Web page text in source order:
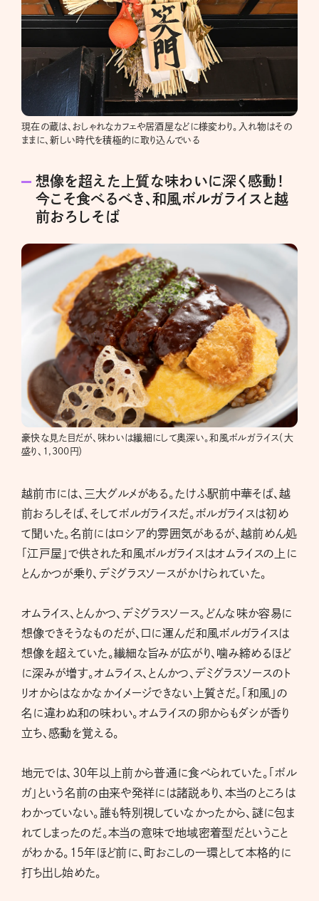
現在の蔵は、おしゃれなカフェや居酒屋などに様変わり。入れ物はその
ままに、新しい時代を積極的に取り込んでいる
想像を超えた上質な味わいに深く感動！
今こそ食べるべき、和風ボルガライスと越
前おろしそば
豪快な見た目だが、味わいは繊細にして奥深い。和風ボルガライス（大
盛り、1,300円）
越前市には、三大グルメがある。たけふ駅前中華そば、越
前おろしそば、そしてボルガライスだ。ボルガライスは初め
て聞いた。名前にはロシア的雰囲気があるが、越前めん処
「江戸屋」で供された和風ボルガライスはオムライスの上に
とんかつが乗り、デミグラスソースがかけられていた。
オムライス、とんかつ、デミグラスソース。どんな味か容易に
想像できそうなものだが、口に運んだ和風ボルガライスは
想像を超えていた。繊細な旨みが広がり、噛み締めるほど
に深みが増す。オムライス、とんかつ、デミグラスソースのト
リオからはなかなかイメージできない上質さだ。「和風」の
名に違わぬ和の味わい。オムライスの卵からもダシが香り
立ち、感動を覚える。
地元では、30年以上前から普通に食べられていた。「ボル
ガ」という名前の由来や発祥には諸説あり、本当のところは
わかっていない。誰も特別視していなかったから、謎に包ま
れてしまったのだ。本当の意味で地域密着型だということ
がわかる。15年ほど前に、町おこしの一環として本格的に
打ち出し始めた。